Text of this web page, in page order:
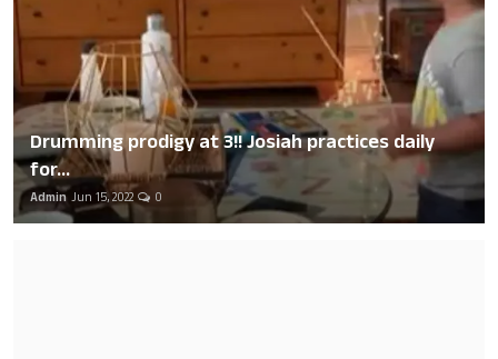
Drumming prodigy at 3!! Josiah practices daily
for...
Admin Jun 15, 2022 0